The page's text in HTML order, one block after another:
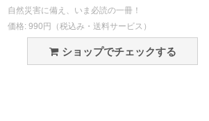
自然災害に備え、いま必読の一冊！
価格: 990円（税込み・送料サービス）
ショップでチェックする